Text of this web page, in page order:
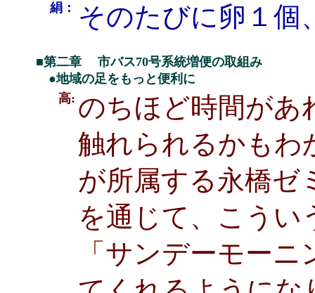
絹： そのたびに卵１個
■第二章 市バス70号系統増便の取組み
●地域の足をもっと便利に
高: のちほど時間があ
触れられるかもわ
が所属する永橋ゼ
を通じて、こうい
「サンデーモー